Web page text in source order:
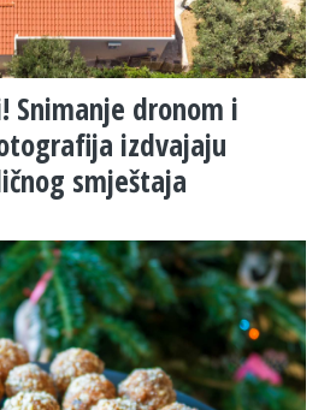
Snimanje dronom i
izdvajaju
smještaja